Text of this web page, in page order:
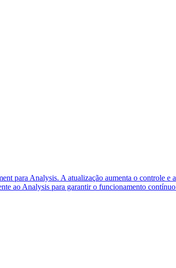
para Analysis. A atualização aumenta o controle e
ao Analysis para garantir o funcionamento